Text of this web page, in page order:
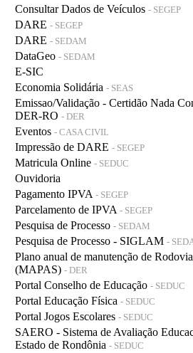
Consultar Dados de Veículos - SEGEP
DARE - SEGEP
DARE - SEDAM
DataGeo - SEDAM
E-SIC
Economia Solidária - SEAS
Emissao/Validação - Certidão Nada
DER-RO - DER
Eventos - CASA CIVIL
Impressão de DARE - SEGEP
Matricula Online - SEDUC
Ouvidoria
Pagamento IPVA - SEGEP
Parcelamento de IPVA - SEGEP
Pesquisa de Processo - SEDAM
Pesquisa de Processo - SIGLAM -
Plano anual de manutenção de
(MAPAS) - DER
Portal Conselho de Educação - SEDUC
Portal Educação Física - SEDUC
Portal Jogos Escolares - SEDUC
SAERO - Sistema de Avaliação
Estado de Rondônia - SEDUC